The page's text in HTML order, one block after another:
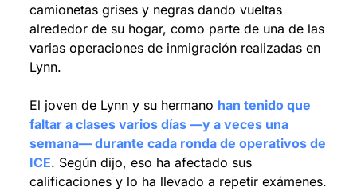
camionetas grises y negras dando vueltas
alrededor de su hogar, como parte de una de las
varias operaciones de inmigración realizadas en
Lynn.
El joven de Lynn y su hermano han tenido que
faltar a clases varios días —y a veces una
semana— durante cada ronda de operativos de
ICE. Según dijo, eso ha afectado sus
calificaciones y lo ha llevado a repetir exámenes.